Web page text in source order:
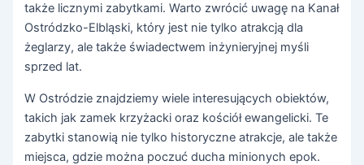
także licznymi zabytkami. Warto zwrócić uwagę na Kanał
Ostródzko-Elbląski, który jest nie tylko atrakcją dla
żeglarzy, ale także świadectwem inżynieryjnej myśli
sprzed lat.
W Ostródzie znajdziemy wiele interesujących obiektów,
takich jak zamek krzyżacki oraz kościół ewangelicki. Te
zabytki stanowią nie tylko historyczne atrakcje, ale także
miejsca, gdzie można poczuć ducha minionych epok.